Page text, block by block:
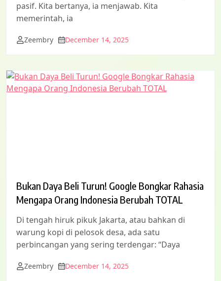
pasif. Kita bertanya, ia menjawab. Kita
memerintah, ia
Zeembry December 14, 2025
Bukan Daya Beli Turun! Google Bongkar Rahasia
Mengapa Orang Indonesia Berubah TOTAL
Di tengah hiruk pikuk Jakarta, atau bahkan di
warung kopi di pelosok desa, ada satu
perbincangan yang sering terdengar: “Daya
Zeembry December 14, 2025